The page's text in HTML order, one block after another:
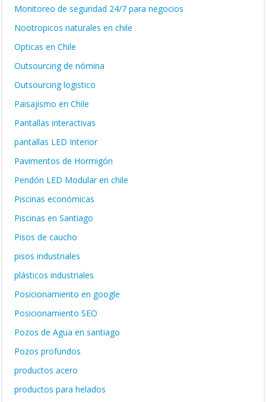
Monitoreo de seguridad 24/7 para negocios
Nootropicos naturales en chile
Opticas en Chile
Outsourcing de nómina
Outsourcing logistico
Paisajismo en Chile
Pantallas interactivas
pantallas LED Interior
Pavimentos de Hormigón
Pendón LED Modular en chile
Piscinas económicas
Piscinas en Santiago
Pisos de caucho
pisos industriales
plásticos industriales
Posicionamiento en google
Posicionamiento SEO
Pozos de Agua en santiago
Pozos profundos
productos acero
productos para helados